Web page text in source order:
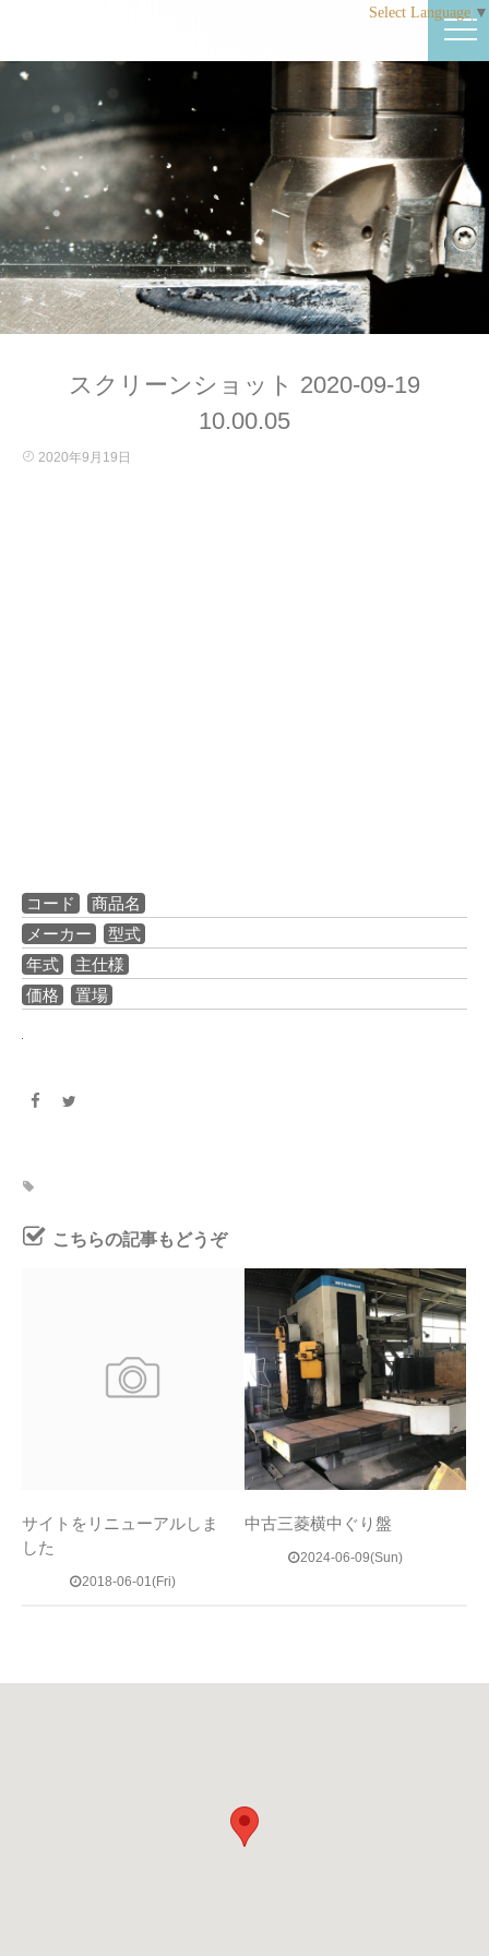
Select Language ▼
スクリーンショット 2020-09-19
10.00.05
2020年9月19日
コード
商品名
メーカー
型式
年式
主仕様
価格
置場
こちらの記事もどうぞ
サイトをリニューアルしま
した
2018-06-01(Fri)
中古三菱横中ぐり盤
2024-06-09(Sun)